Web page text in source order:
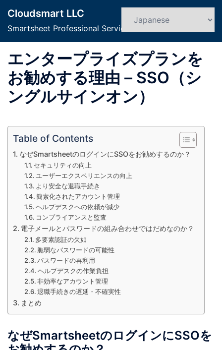
ン
Cloudsmart LLC
Smartsheet Professional Service
ト
グ
エンタープライズプランを
お勧めする理由 – SSO（シ
ングルサインオン）
Table of Contents
なぜSmartsheetのログインにSSOをお勧めするのか？
セキュリティの向上
ユーザーエクスペリエンスの向上
より安全な退職手続き
簡素化されたアカウント管理
ヘルプデスクへの依頼が減少
コンプライアンスと監査
電子メールとパスワードの組み合わせではだめなのか？
多要素認証の欠如
脆弱なパスワードの可能性
パスワードの再利用
ヘルプデスクの作業負担
非効率なアカウント管理
退職手続きの遅延・不確実性
まとめ
なぜSmartsheetのログインにSSOを